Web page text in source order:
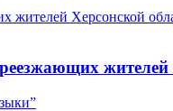
жителей Херсонской
жителей